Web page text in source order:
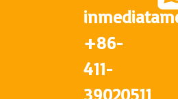
+86-
411-
39020511